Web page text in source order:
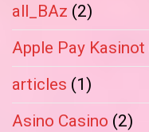
all_BAz (2)
Apple Pay Kasinot
articles (1)
Asino Casino (2)